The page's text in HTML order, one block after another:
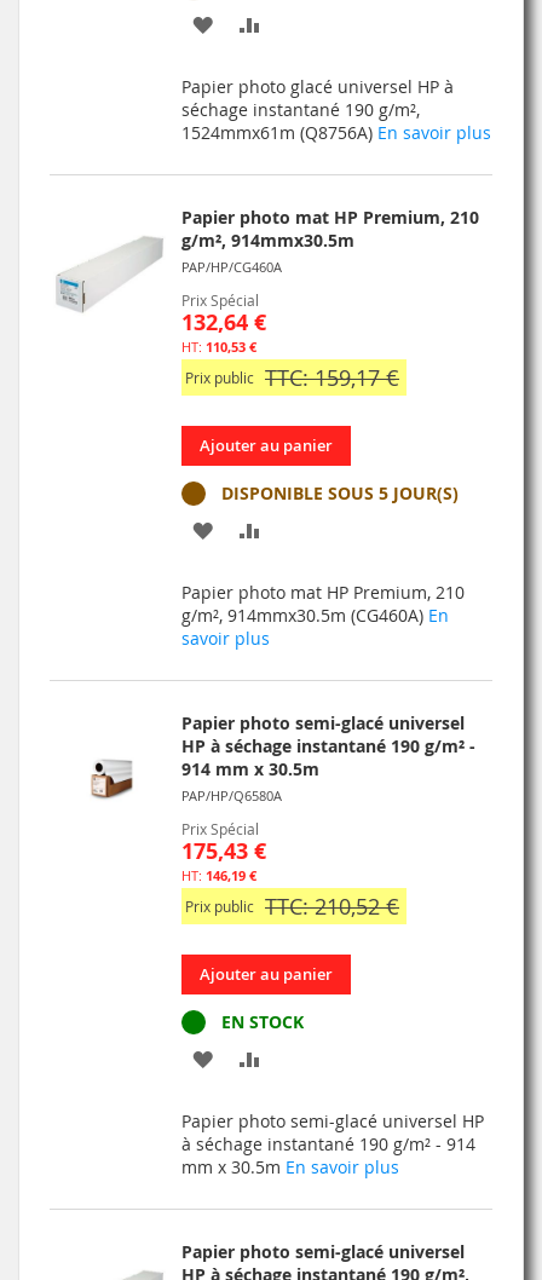
AJOUTER
MA
COMPARATEUR
Papier photo glacé universel HP à
séchage instantané 190 g/m²,
1524mmx61m (Q8756A) En savoir plus
Papier photo mat HP Premium, 210
g/m², 914mmx30.5m
PAP/HP/CG460A
Prix Spécial
132,64 €
110,53 €
Prix public TTC: 159,17 €
Ajouter au panier
DISPONIBLE SOUS 5 JOUR(S)
AJOUTER
MA
LISTE
COMPARATEUR
Papier photo mat HP Premium, 210
g/m², 914mmx30.5m (CG460A) En
savoir plus
Papier photo semi-glacé universel
HP à séchage instantané 190 g/m² -
914 mm x 30.5m
PAP/HP/Q6580A
Prix Spécial
175,43 €
146,19 €
Prix public TTC: 210,52 €
Ajouter au panier
EN STOCK
AJOUTER
MA
COMPARATEUR
Papier photo semi-glacé universel HP
à séchage instantané 190 g/m² - 914
mm x 30.5m En savoir plus
Papier photo semi-glacé universel
HP à séchage instantané 190 g/m²,